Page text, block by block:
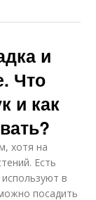
и
Что
и как
хотя на
Есть
в
посадить